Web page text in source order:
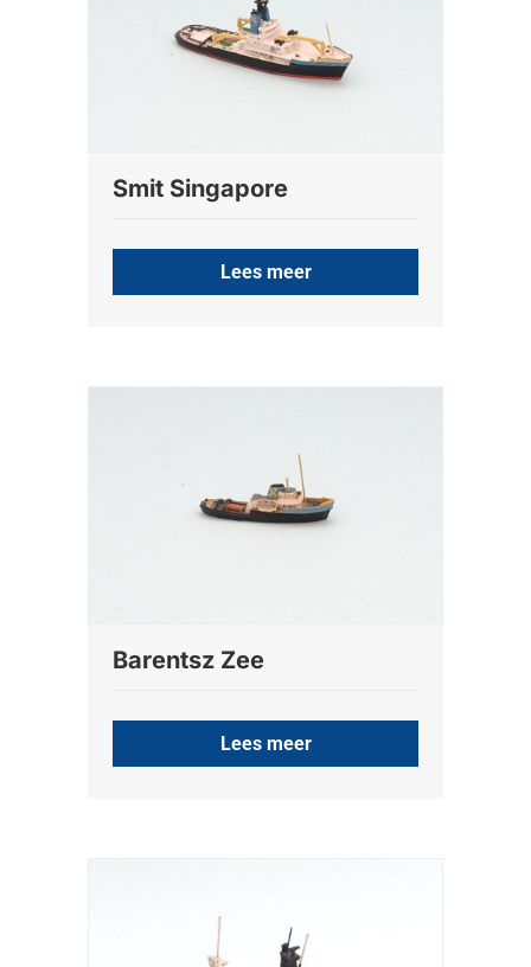
Smit Singapore
Lees meer
Barentsz Zee
Lees meer